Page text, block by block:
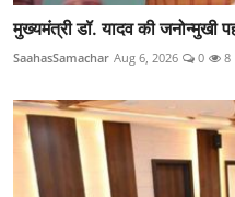
मुख्यमंत्री डॉ. यादव की जनोन्मुखी
SaahasSamachar Aug 6, 2026 0 8